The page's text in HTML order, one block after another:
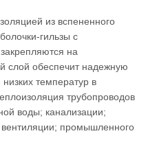
из вспененного
гильзы с
на
слой обеспечит надежную
температур в
трубопроводов
воды; канализации;
промышленного